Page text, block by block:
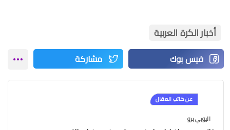
أخبار الكرة العربية
عن كاتب المقال
اليوبي برو